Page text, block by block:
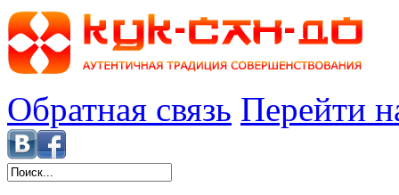
Обратная связь Перейти